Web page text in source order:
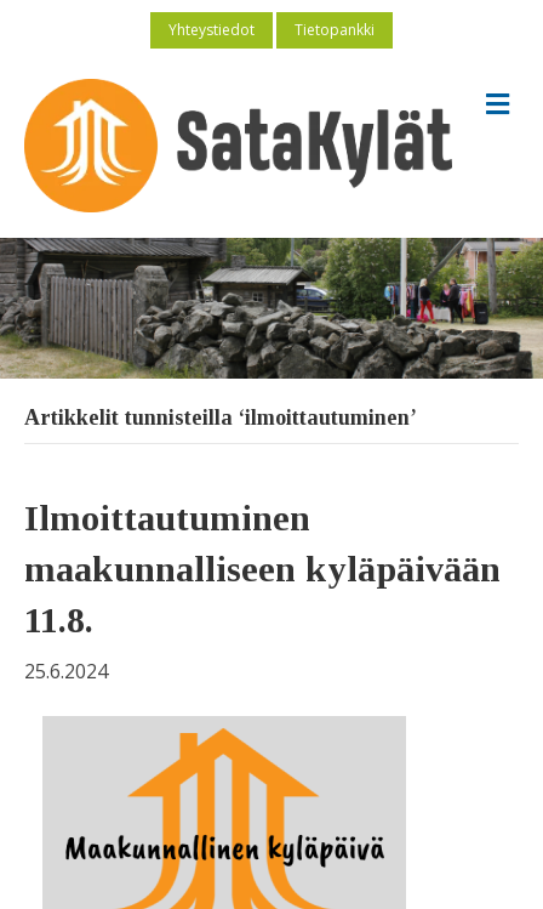
Yhteystiedot Tietopankki
V
a
o
Artikkelit tunnisteilla ‘ilmoittautuminen’
Ilmoittautuminen
maakunnalliseen kyläpäivään
11.8.
25.6.2024